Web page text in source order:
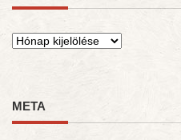
Archívum
META